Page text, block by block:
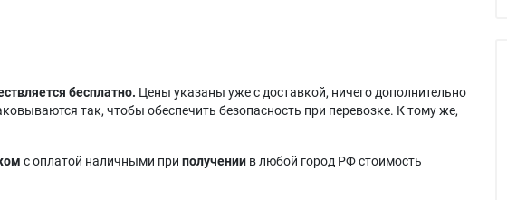
бесплатно. Цены указаны уже с доставкой, ничего дополнительно
так, чтобы обеспечить безопасность при перевозке. К тому же,
с оплатой наличными при получении в любой город РФ стоимость